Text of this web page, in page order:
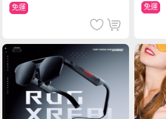
免運 免運